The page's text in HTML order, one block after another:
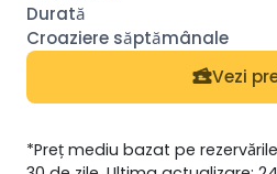
Vezi
*Preț mediu bazat pe